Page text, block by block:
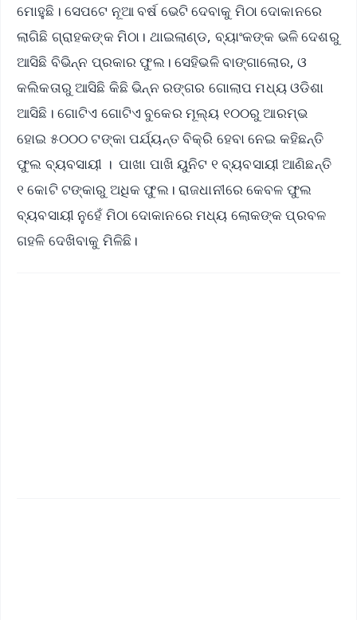
ମୋହୁଛି। ସେପଟେ ନୂଆ ବର୍ଷ ଭେଟି ଦେବାକୁ ମିଠା ଦୋକାନରେ
ଲାଗିଛି ଗ୍ରାହକଙ୍କ ମିଠା। ଥାଇଲାଣ୍ଡ, ବ୍ୟାଂକଙ୍କ ଭଳି ଦେଶରୁ
ଆସିଛି ବିଭିନ୍ନ ପ୍ରକାର ଫୁଲ। ସେହିଭଳି ବାଙ୍ଗାଲୋର, ଓ
କଲିକତାରୁ ଆସିଛି କିଛି ଭିନ୍ନ ରଙ୍ଗର ଗୋଲାପ ମଧ୍ୟ ଓଡିଶା
ଆସିଛି। ଗୋଟିଏ ଗୋଟିଏ ବୁକେର ମୂଲ୍ୟ ୧୦୦ରୁ ଆରମ୍ଭ
ହୋଇ ୫୦୦୦ ଟଙ୍କା ପର୍ଯ୍ୟନ୍ତ ବିକ୍ରି ହେବା ନେଇ କହିଛନ୍ତି
ଫୁଲ ବ୍ୟବସାୟୀ । ପାଖା ପାଖି ୟୁନିଟ ୧ ବ୍ୟବସାୟୀ ଆଣିଛନ୍ତି
୧ କୋଟି ଟଙ୍କାରୁ ଅଧିକ ଫୁଲ। ରାଜଧାନୀରେ କେବଳ ଫୁଲ
ବ୍ୟବସାୟୀ ନୁହେଁ ମିଠା ଦୋକାନରେ ମଧ୍ୟ ଲୋକଙ୍କ ପ୍ରବଳ
ଗହଳି ଦେଖିବାକୁ ମିଳିଛି।